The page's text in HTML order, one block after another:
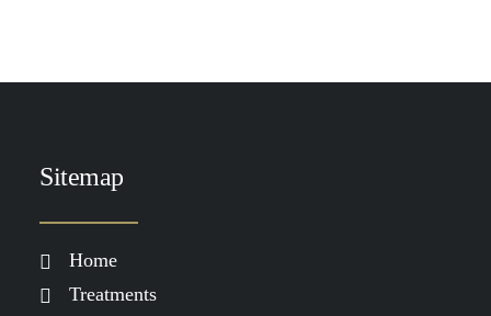
Sitemap
Home
Treatments